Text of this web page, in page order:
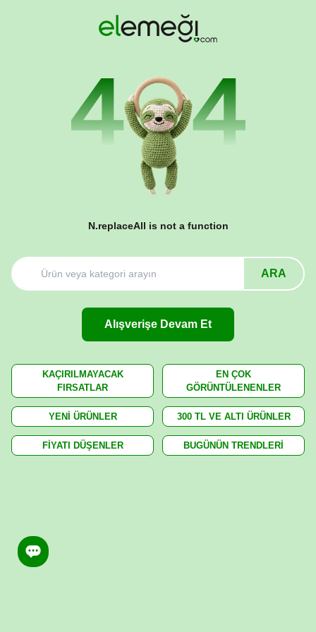
N.replaceAll is not a function
ARA
Alışverişe Devam Et
KAÇIRILMAYACAK
FIRSATLAR
EN ÇOK
GÖRÜNTÜLENENLER
YENİ ÜRÜNLER 300 TL VE ALTI ÜRÜNLER
FİYATI DÜŞENLER BUGÜNÜN TRENDLERİ